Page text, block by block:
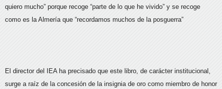
quiero mucho” porque recoge “parte de lo que he vivido” y se recoge
como es la Almería que “recordamos muchos de la posguerra”
El director del IEA ha precisado que este libro, de carácter institucional,
surge a raíz de la concesión de la insignia de oro como miembro de honor